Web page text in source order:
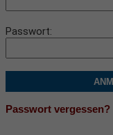
Passwort
Passwort vergessen?